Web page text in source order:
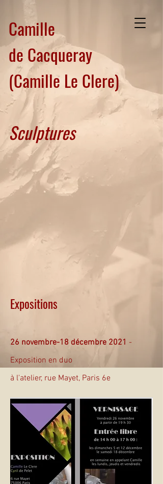
Camille
de Cacqueray
(Camille Le Clere)
Sculptures
Expositions
26 novembre-18 décembre 2021 -
Exposition en duo
à l'atelier, rue Mayet, Paris 6e